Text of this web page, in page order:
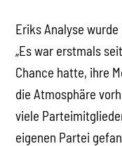
Eriks Analyse wurde
„Es war erstmals
Chance hatte, ihre
die Atmosphäre
viele
eigenen Partei